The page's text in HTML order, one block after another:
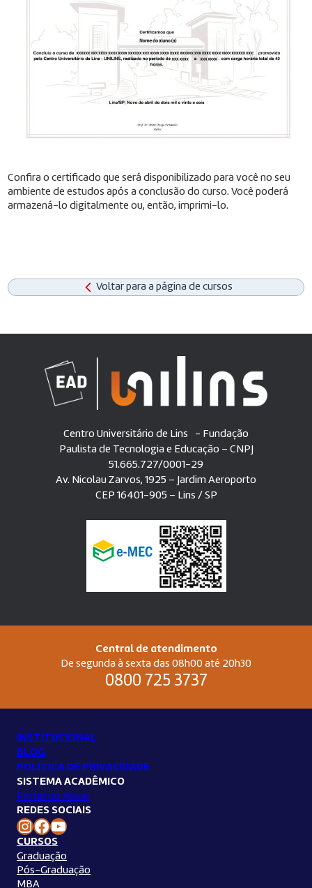
Confira o certificado que será disponibilizado para você no seu
ambiente de estudos após a conclusão do curso. Você poderá
armazená-lo digitalmente ou, então, imprimi-lo.
Voltar para a página de cursos
Centro Universitário de Lins - Fundação
Paulista de Tecnologia e Educação – CNPJ
51.665.727/0001-29
Av. Nicolau Zarvos, 1925 – Jardim Aeroporto
CEP 16401-905 – Lins / SP
Central de atendimento
De segunda à sexta das 08h00 até 20h30
0800 725 3737
INSTITUCIONAL
BLOG
POLÍTICA DE PRIVACIDADE
SISTEMA ACADÊMICO
Portal do Aluno
REDES SOCIAIS
Instagram Unilins Facebook Unilins Youtube Unilins
CURSOS
Graduação
Pós-Graduação
MBA